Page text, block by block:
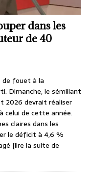
dans les
de 40
de fouet à la
Dimanche, le sémillant
2026 devrait réaliser
celui de cette année.
claires dans les
le déficit à 4,6 %
[lire la suite de